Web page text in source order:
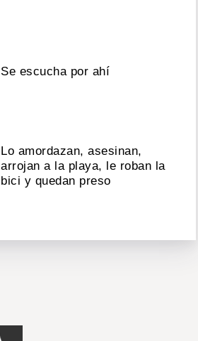
Se escucha por ahí
Lo amordazan, asesinan,
arrojan a la playa, le roban la
bici y quedan preso